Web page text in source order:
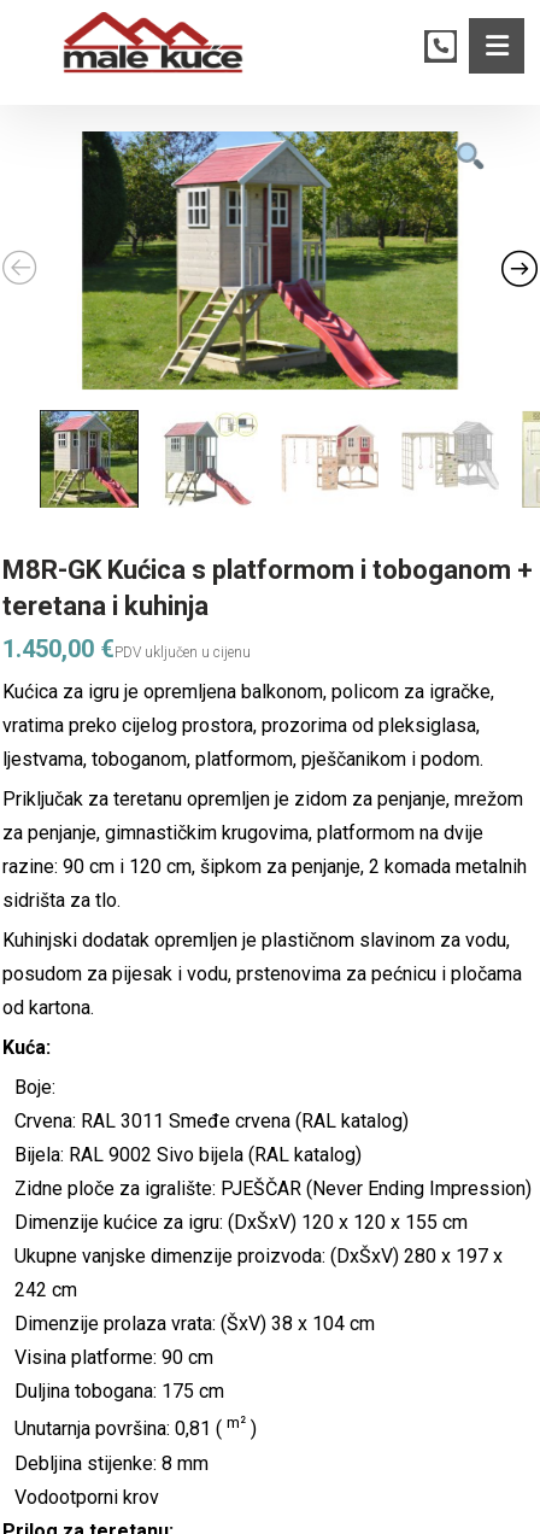
M8R-GK Kućica s platformom i toboganom +
teretana i kuhinja
1.450,00 €
Kućica za igru ​​je opremljena balkonom, policom za igračke,
vratima preko cijelog prostora, prozorima od pleksiglasa,
ljestvama, toboganom, platformom, pješčanikom i podom.
Priključak za teretanu opremljen je zidom za penjanje, mrežom
za penjanje, gimnastičkim krugovima, platformom na dvije
razine: 90 cm i 120 cm, šipkom za penjanje, 2 komada metalnih
sidrišta za tlo.
Kuhinjski dodatak opremljen je plastičnom slavinom za vodu,
posudom za pijesak i vodu, prstenovima za pećnicu i pločama
od kartona.
Kuća:
Boje:
Crvena: RAL 3011 Smeđe crvena (RAL katalog)
Bijela: RAL 9002 Sivo bijela (RAL katalog)
Zidne ploče za igralište: PJEŠČAR (Never Ending Impression)
Dimenzije kućice za igru: (DxŠxV) 120 x 120 x 155 cm
Ukupne vanjske dimenzije proizvoda: (DxŠxV) 280 x 197 x
242 cm
Dimenzije prolaza vrata: (ŠxV) 38 x 104 cm
Visina platforme: 90 cm
Duljina tobogana: 175 cm
Unutarnja površina: 0,81 (m² )
Debljina stijenke: 8 mm
Vodootporni krov